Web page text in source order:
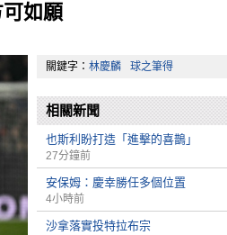
如願
關鍵字： 林慶麟 球之筆得
相關新聞
也斯利盼打造「進擊的喜鵲」
27分鐘前
安保姆：慶幸勝任多個位置
4小時前
沙拿落實投特拉布宗